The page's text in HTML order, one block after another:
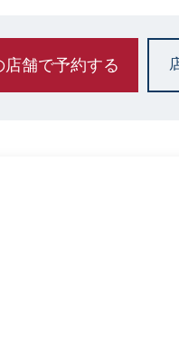
店舗で予約する